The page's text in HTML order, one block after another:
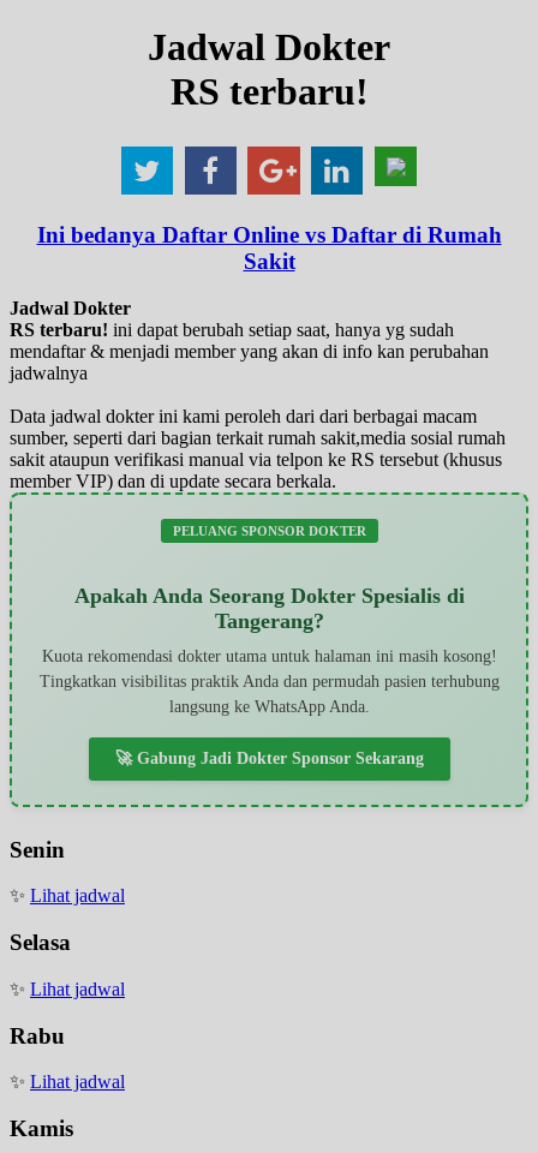
Jadwal Dokter
RS terbaru!
Ini bedanya Daftar Online vs Daftar di Rumah
Sakit
Jadwal Dokter
RS terbaru! ini dapat berubah setiap saat, hanya yg sudah
mendaftar & menjadi member yang akan di info kan perubahan
jadwalnya
Data jadwal dokter ini kami peroleh dari dari berbagai macam
sumber, seperti dari bagian terkait rumah sakit,media sosial rumah
sakit ataupun verifikasi manual via telpon ke RS tersebut (khusus
member VIP) dan di update secara berkala.
PELUANG SPONSOR DOKTER
Apakah Anda Seorang Dokter Spesialis di
Tangerang?
Kuota rekomendasi dokter utama untuk halaman ini masih kosong!
Tingkatkan visibilitas praktik Anda dan permudah pasien terhubung
langsung ke WhatsApp Anda.
🚀 Gabung Jadi Dokter Sponsor Sekarang
Senin
✨ Lihat jadwal
Selasa
✨ Lihat jadwal
Rabu
✨ Lihat jadwal
Kamis